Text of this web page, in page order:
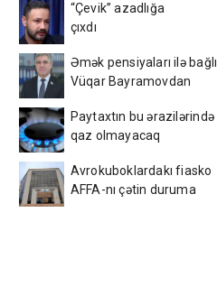
“Çevik” azadlığa
çıxdı
Əmək pensiyaları ilə bağlı
Vüqar Bayramovdan
Paytaxtın bu ərazilərində
qaz olmayacaq
Avrokuboklardakı fiasko
AFFA-nı çətin duruma